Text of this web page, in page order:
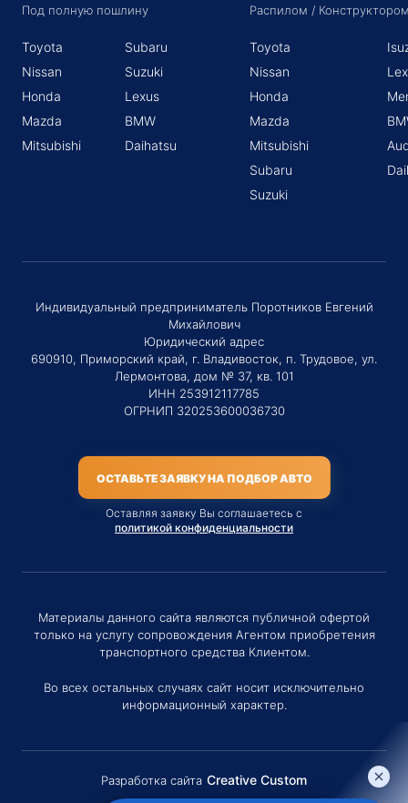
Под полную пошлину
Toyota
Nissan
Honda
Mazda
Mitsubishi
Subaru
Suzuki
Lexus
BMW
Daihatsu
Распилом /
Toyota
Nissan
Honda
Mazda
Mitsubishi
Subaru
Suzuki
Индивидуальный предприниматель Поротников Евгений
Михайлович
Юридический адрес
690910, Приморский край, г. Владивосток, п. Трудовое, ул.
Лермонтова, дом № 37, кв. 101
ИНН 253912117785
ОГРНИП 320253600036730
ОСТАВЬТЕ ЗАЯВКУ НА ПОДБОР АВТО
Оставляя заявку Вы соглашаетесь с
политикой конфиденциальности
Материалы данного сайта являются публичной офертой
только на услугу сопровождения Агентом приобретения
транспортного средства Клиентом.
Во всех остальных случаях сайт носит исключительно
информационный характер.
Разработка сайта Creative Custom